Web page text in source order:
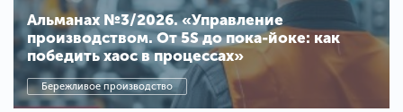
Альманах №3/2026. «Управление
производством. От 5S до пока-йоке: как
победить хаос в процессах»
Бережливое производство